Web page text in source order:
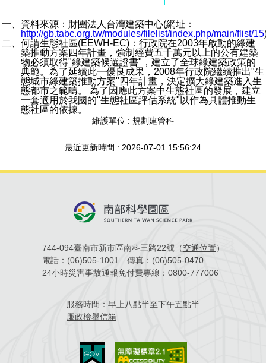
一、資料來源：財團法人台灣建築中心(網址：
http://gb.tabc.org.tw/modules/filelist/index.php/main/flist/15
二、何謂生態社區(EEWH-EC)：行政院在2003年啟動的綠建
築推動方案四年計畫，強制經費五千萬元以上的公有建築
物必須取得"綠建築候選證書"，建立了全球綠建築政策的
典範。為了延續此一優良成果，2008年行政院繼續推出"生
態城市綠建築推動方案"四年計畫，決定擴大綠建築進入生
態都市之範疇。 為了因應此方案中生態社區的發展，建立
一套適用於我國的"生態社區評估系統"以作為具體推動生
態社區的依據。
維護單位 : 規劃建管科
最近更新時間 : 2026-07-01 15:56:24
744-094臺南市新市區南科三路22號（交通位置）
電話： (06)505-1001 傳真： (06)505-0470
24小時災害事故通報免付費專線： 0800-777006
服務時間： 早上八點半至下午五點半
廉政檢舉信箱